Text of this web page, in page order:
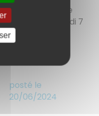
de longue
du vendredi 7
!
posté le
20/06/2024